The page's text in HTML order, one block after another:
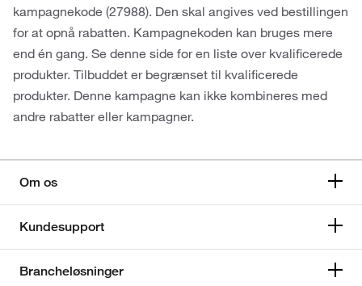
kampagnekode (27988). Den skal angives ved bestillingen
for at opnå rabatten. Kampagnekoden kan bruges mere
end én gang. Se denne side for en liste over kvalificerede
produkter. Tilbuddet er begrænset til kvalificerede
produkter. Denne kampagne kan ikke kombineres med
andre rabatter eller kampagner.
Om os
Kundesupport
Brancheløsninger